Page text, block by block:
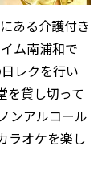
ある介護付き
ム南浦和で
レクを行い
を貸し切って
ンアルコール
ラオケを楽し